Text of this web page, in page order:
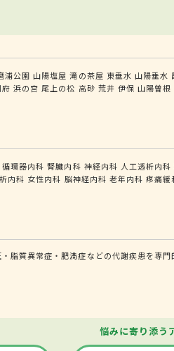
浦公園 山陽塩屋 滝の茶屋 東垂水 山陽垂水
府 浜の宮 尾上の松 高砂 荒井 伊保 山陽曽根
循環器内科 腎臓内科 神経内科 人工透析内科
内科 女性内科 脳神経内科 老年内科 疼痛緩
脂質異常症・肥満症などの代謝疾患を専門
悩みに寄り添う